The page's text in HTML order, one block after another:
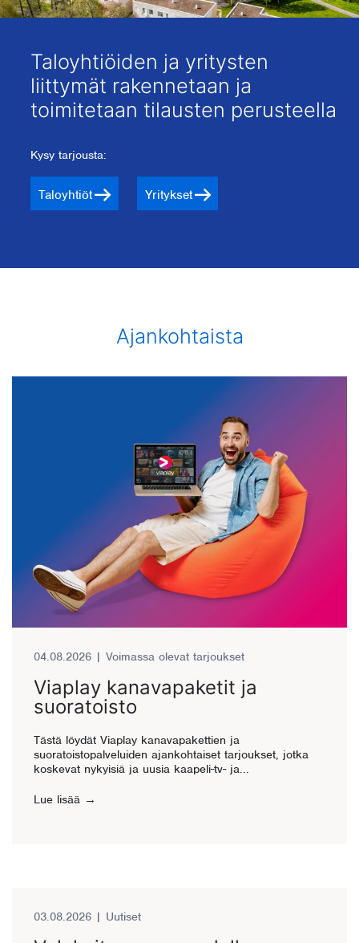
Taloyhtiöiden ja yritysten
liittymät rakennetaan ja
toimitetaan tilausten perusteella
Kysy tarjousta:
Taloyhtiöt Yritykset
Ajankohtaista
04.08.2026 | Voimassa olevat tarjoukset
Viaplay kanavapaketit ja
suoratoisto
Tästä löydät Viaplay kanavapakettien ja
suoratoistopalveluiden ajankohtaiset tarjoukset, jotka
koskevat nykyisiä ja uusia kaapeli-tv- ja...
Lue lisää
03.08.2026 | Uutiset